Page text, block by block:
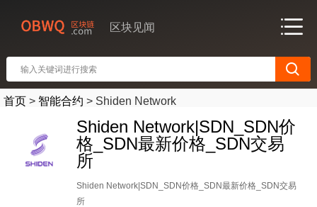
区块见闻
首页 > 智能合约 > Shiden Network
Shiden Network|SDN_SDN价
格_SDN最新价格_SDN交易
所
Shiden Network|SDN_SDN价格_SDN最新价格_SDN交易
所